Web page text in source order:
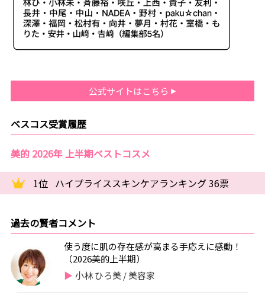
公式サイトはこちら
ベスコス受賞履歴
美的 2026年 上半期ベストコスメ
1位 ハイプライススキンケアランキング 36票
過去の賢者コメント
使う度に肌の存在感が高まる手応えに感動！
（2026美的上半期）
小林 ひろ美 / 美容家